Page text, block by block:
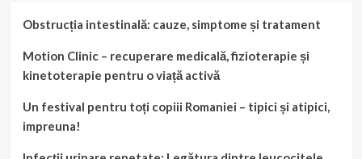
Obstrucția intestinală: cauze, simptome și tratament
Motion Clinic – recuperare medicală, fizioterapie și
kinetoterapie pentru o viață activă
Un festival pentru toți copiii Romaniei – tipici și atipici,
impreuna!